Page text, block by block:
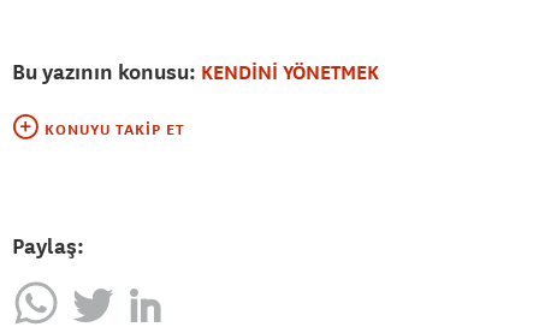
Bu yazının konusu: KENDİNİ YÖNETMEK
KONUYU TAKIP ET
Paylaş: